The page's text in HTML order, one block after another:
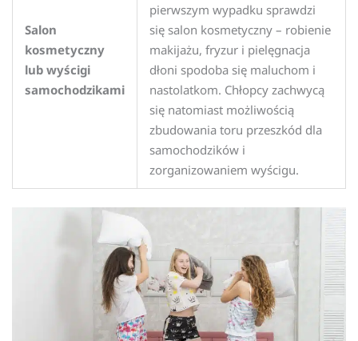
Salon
kosmetyczny
lub wyścigi
samochodzikami
pierwszym wypadku sprawdzi
się salon kosmetyczny – robienie
makijażu, fryzur i pielęgnacja
dłoni spodoba się maluchom i
nastolatkom. Chłopcy zachwycą
się natomiast możliwością
zbudowania toru przeszkód dla
samochodzików i
zorganizowaniem wyścigu.